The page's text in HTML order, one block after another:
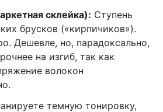
склейка): Ступень
брусков («кирпичиков»).
Дешевле, но, парадоксально,
на изгиб, так как
волокон
темную тонировку,